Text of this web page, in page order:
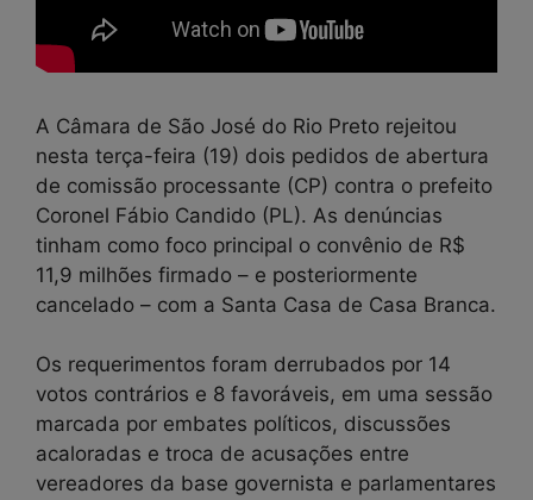
A Câmara de São José do Rio Preto rejeitou
nesta terça-feira (19) dois pedidos de abertura
de comissão processante (CP) contra o prefeito
Coronel Fábio Candido (PL). As denúncias
tinham como foco principal o convênio de R$
11,9 milhões firmado – e posteriormente
cancelado – com a Santa Casa de Casa Branca.
Os requerimentos foram derrubados por 14
votos contrários e 8 favoráveis, em uma sessão
marcada por embates políticos, discussões
acaloradas e troca de acusações entre
vereadores da base governista e parlamentares